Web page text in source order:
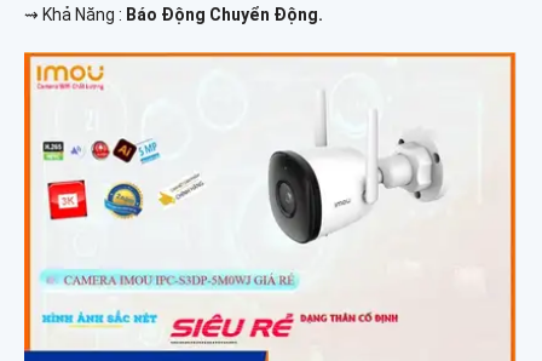
️⇝ Khả Năng : Báo Động Chuyển Động.